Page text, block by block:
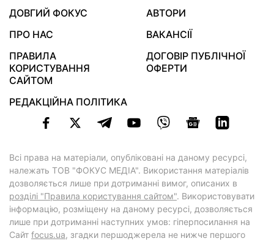
ДОВГИЙ ФОКУС
АВТОРИ
ПРО НАС
ВАКАНСІЇ
ПРАВИЛА
КОРИСТУВАННЯ
САЙТОМ
ДОГОВІР ПУБЛІЧНОЇ
ОФЕРТИ
РЕДАКЦІЙНА ПОЛІТИКА
Всі права на матеріали, опубліковані на даному ресурсі,
належать ТОВ "ФОКУС МЕДІА". Використання матеріалів
дозволяється лише при дотриманні вимог, описаних в
розділі "Правила користування сайтом". Використовувати
інформацію, розміщену на даному ресурсі, дозволяється
лише при дотриманні наступних умов: гіперпосилання на
Cайт focus.ua, згадки першоджерела не нижче першого